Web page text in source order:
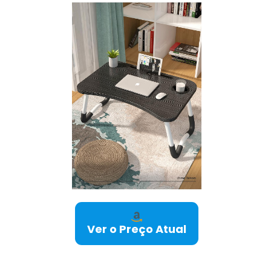
Ver o Preço Atual